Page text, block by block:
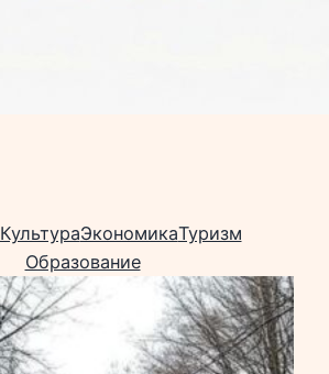
КультураЭкономикаТуризм
Образование